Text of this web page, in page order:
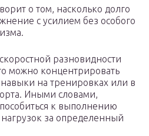
о том, насколько долго
с усилием без особого
разновидности
можно концентрировать
на тренировках или в
Иными словами,
к выполнению
за определенный